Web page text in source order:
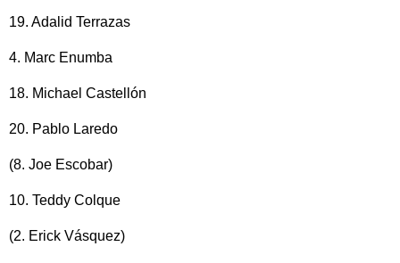
19. Adalid Terrazas
4. Marc Enumba
18. Michael Castellón
20. Pablo Laredo
(8. Joe Escobar)
10. Teddy Colque
(2. Erick Vásquez)